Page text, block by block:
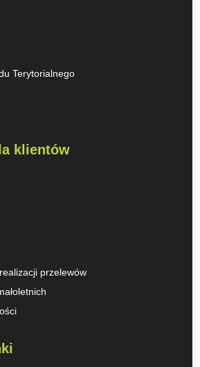
Terytorialnego
klientów
przelewów